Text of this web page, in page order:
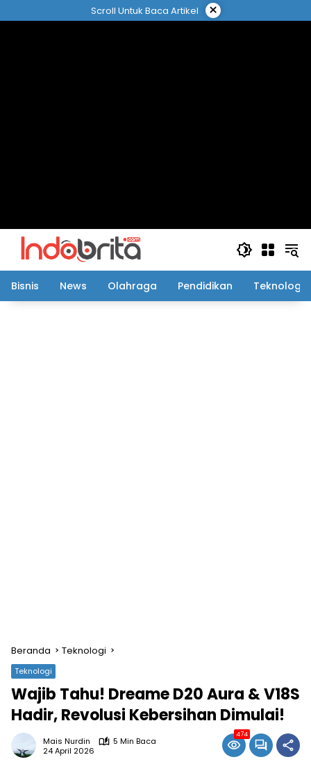
ke
Scroll Untuk Baca Artikel ×
Bisnis News Olahraga Pendidikan Teknologi
Beranda Teknologi
Teknologi
Wajib Tahu! Dreame D20 Aura & V18S
Hadir, Revolusi Kebersihan Dimulai!
Mais Nurdin
5 Min Baca
24 April 2026
474